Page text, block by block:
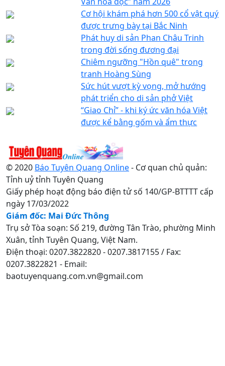
Cơ hội khám phá hơn 500 cổ vật quý
được trưng bày tại Bắc Ninh
Phát huy di sản Phan Châu Trinh
trong đời sống đương đại
Chiêm ngưỡng "Hồn quê" trong
tranh Hoàng Sùng
Sức hút vượt kỳ vọng, mở hướng
phát triển cho di sản phở Việt
“Giao Chỉ” - khi ký ức văn hóa Việt
được kể bằng gốm và ẩm thực
© 2020 Báo Tuyên Quang Online- Cơ quan chủ quản:
Tỉnh uỷ tỉnh Tuyên Quang
Giấy phép hoạt động báo điện tử số 140/GP-BTTTT cấp
ngày 17/03/2022
Giám đốc: Mai Đức Thông
Trụ sở Tòa soạn: Số 219, đường Tân Trào, phường Minh
Xuân, tỉnh Tuyên Quang, Việt Nam.
Điện thoại: 0207.3822820 - 0207.3817155 / Fax:
0207.3822821 - Email:
baotuyenquang.com.vn@gmail.com